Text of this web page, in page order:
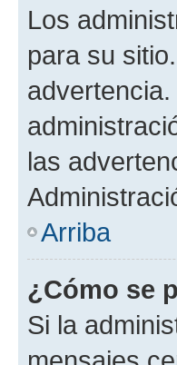
Los
para su
las
Arriba
¿Cómo se
Si la